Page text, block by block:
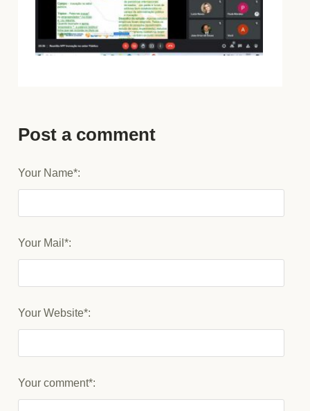
Post a comment
Your Name*:
Your Mail*:
Your Website*:
Your comment*: